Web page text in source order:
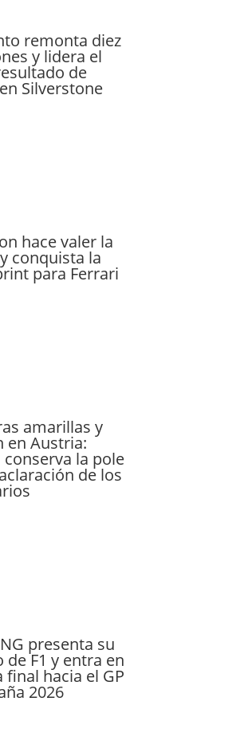
remonta diez
y lidera el
de
Silverstone
hace valer la
conquista la
para Ferrari
amarillas y
en Austria:
conserva la pole
de los
presenta su
de F1 y entra en
final hacia el GP
2026